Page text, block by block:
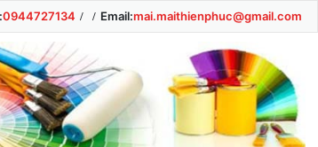
0944727134 Email:mai.maithienphuc@gmail.com